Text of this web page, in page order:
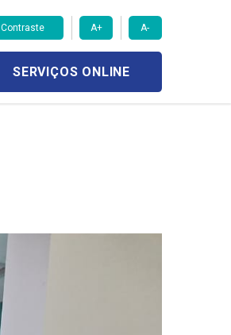
Contraste A+ A-
SERVIÇOS ONLINE